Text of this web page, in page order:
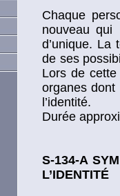
Chaque
nouveau qui
d’unique. La
de ses
Lors de cette
organes dont
l’identité.
Durée
S-134-A
L’IDENTITÉ